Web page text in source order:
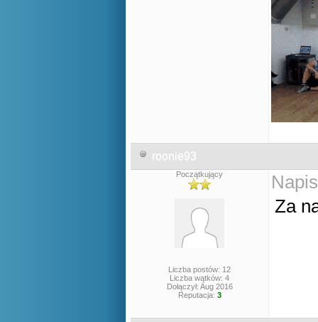
roonie93
Początkujący
Liczba postów: 12
Liczba wątków: 4
Dołączył: Aug 2016
Reputacja: 3
Za